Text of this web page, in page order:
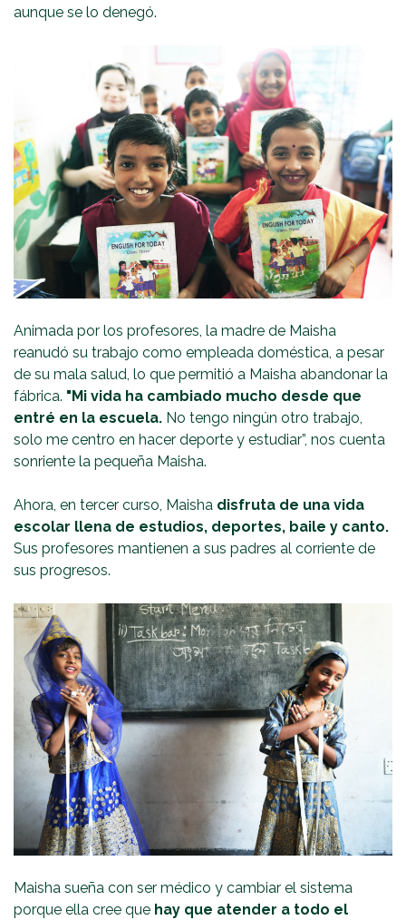
aunque se lo denegó.
Animada por los profesores, la madre de Maisha
reanudó su trabajo como empleada doméstica, a pesar
de su mala salud, lo que permitió a Maisha abandonar la
fábrica. "Mi vida ha cambiado mucho desde que
entré en la escuela. No tengo ningún otro trabajo,
solo me centro en hacer deporte y estudiar”, nos cuenta
sonriente la pequeña Maisha.
Ahora, en tercer curso, Maisha disfruta de una vida
escolar llena de estudios, deportes, baile y canto.
Sus profesores mantienen a sus padres al corriente de
sus progresos.
Maisha sueña con ser médico y cambiar el sistema
porque ella cree que hay que atender a todo el